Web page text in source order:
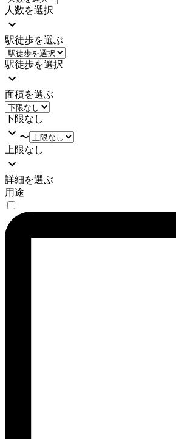
人数を選択
駅徒歩を選ぶ
駅徒歩を選択
面積を選ぶ
下限なし
〜
上限なし
詳細を選ぶ
用途